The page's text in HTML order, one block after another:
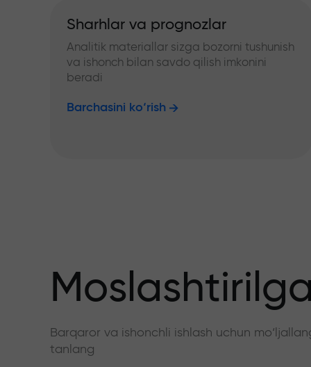
Sharhlar va prognozlar
Analitik materiallar sizga bozorni tushunish
va ishonch bilan savdo qilish imkonini
beradi
Barchasini ko‘rish
Barqaror va ishonchli ishlash uchun
tanlang